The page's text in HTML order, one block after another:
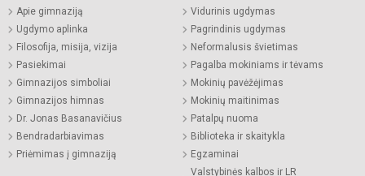
Apie gimnaziją
Ugdymo aplinka
Filosofija, misija, vizija
Pasiekimai
Gimnazijos simboliai
Gimnazijos himnas
Dr. Jonas Basanavičius
Bendradarbiavimas
Priėmimas į gimnaziją
Vidurinis ugdymas
Pagrindinis ugdymas
Neformalusis švietimas
Pagalba mokiniams ir tėvams
Mokinių pavėžėjimas
Mokinių maitinimas
Patalpų nuoma
Biblioteka ir skaitykla
Egzaminai
Valstybinės kalbos ir LR